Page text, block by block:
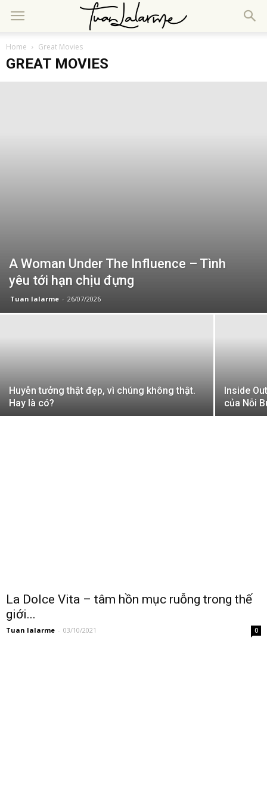
Home Great Movies
GREAT MOVIES
A Woman Under The Influence – Tình
yêu tới hạn chịu đựng
Tuan lalarme - 26/07/2026
Huyễn tưởng thật đẹp, vì chúng không thật.
Hay là có?
Inside
của Nỗi
La Dolce Vita – tâm hồn mục ruỗng trong thế
giới...
Tuan lalarme - 03/10/2021 0